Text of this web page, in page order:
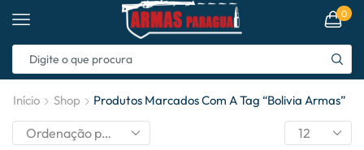
0
Início Shop Produtos Marcados Com A Tag “bolivia Armas”